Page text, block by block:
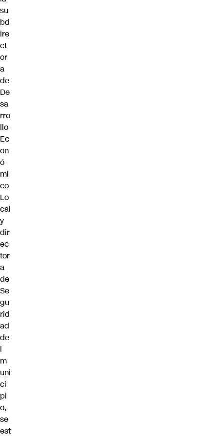
su
bd
ire
ct
or
a
de
De
sa
rro
llo
Ec
on
ó
mi
co
Lo
cal
y
dir
ec
tor
a
de
Se
gu
rid
ad
de
l
m
uni
ci
pi
o,
se
est